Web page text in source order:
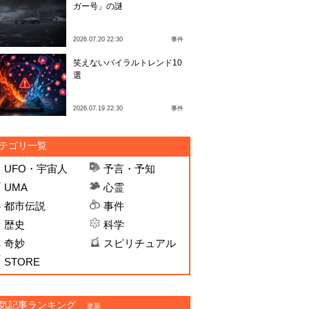
ガー号」の謎
2026.07.20 22:30 事件
笑えないバイラルトレンド10
選
2026.07.19 22:30 事件
ゴリ一覧
UFO・宇宙人
予言・予知
UMA
心霊
都市伝説
事件
歴史
科学
奇妙
スピリチュアル
STORE
記事ランキング 更新